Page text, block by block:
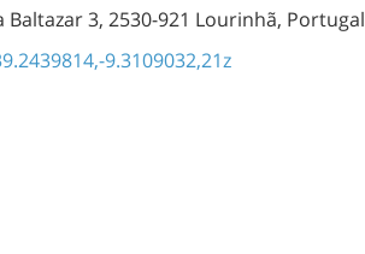
3, 2530-921 Lourinhã, Portugal
9.3109032,21z